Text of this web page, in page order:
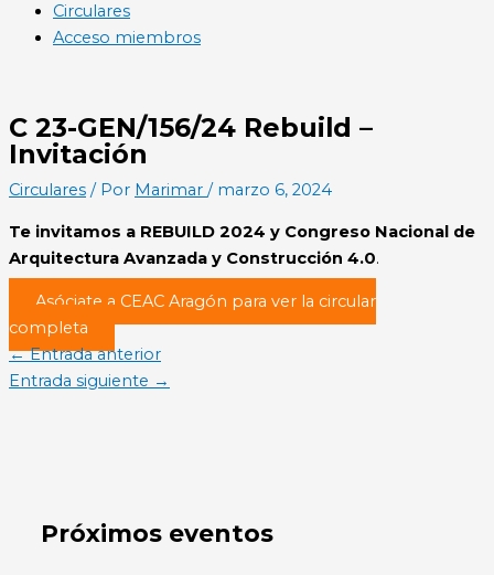
Circulares
Acceso miembros
C 23-GEN/156/24 Rebuild –
Invitación
Circulares / Por Marimar / marzo 6, 2024
Te invitamos a REBUILD 2024 y Congreso Nacional de
Arquitectura Avanzada y Construcción 4.0.
Asóciate a CEAC Aragón para ver la circular
completa
←Entrada anterior
Entrada siguiente →
Próximos eventos